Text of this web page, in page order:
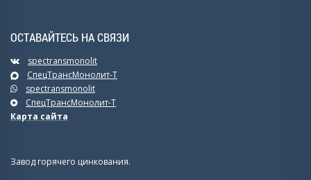
ОСТАВАЙТЕСЬ НА СВЯЗИ
spectransmonolit
СпецТрансМонолит-Т
spectransmonolit
СпецТрансМонолит-Т
Карта сайта
Завод горячего цинкования.